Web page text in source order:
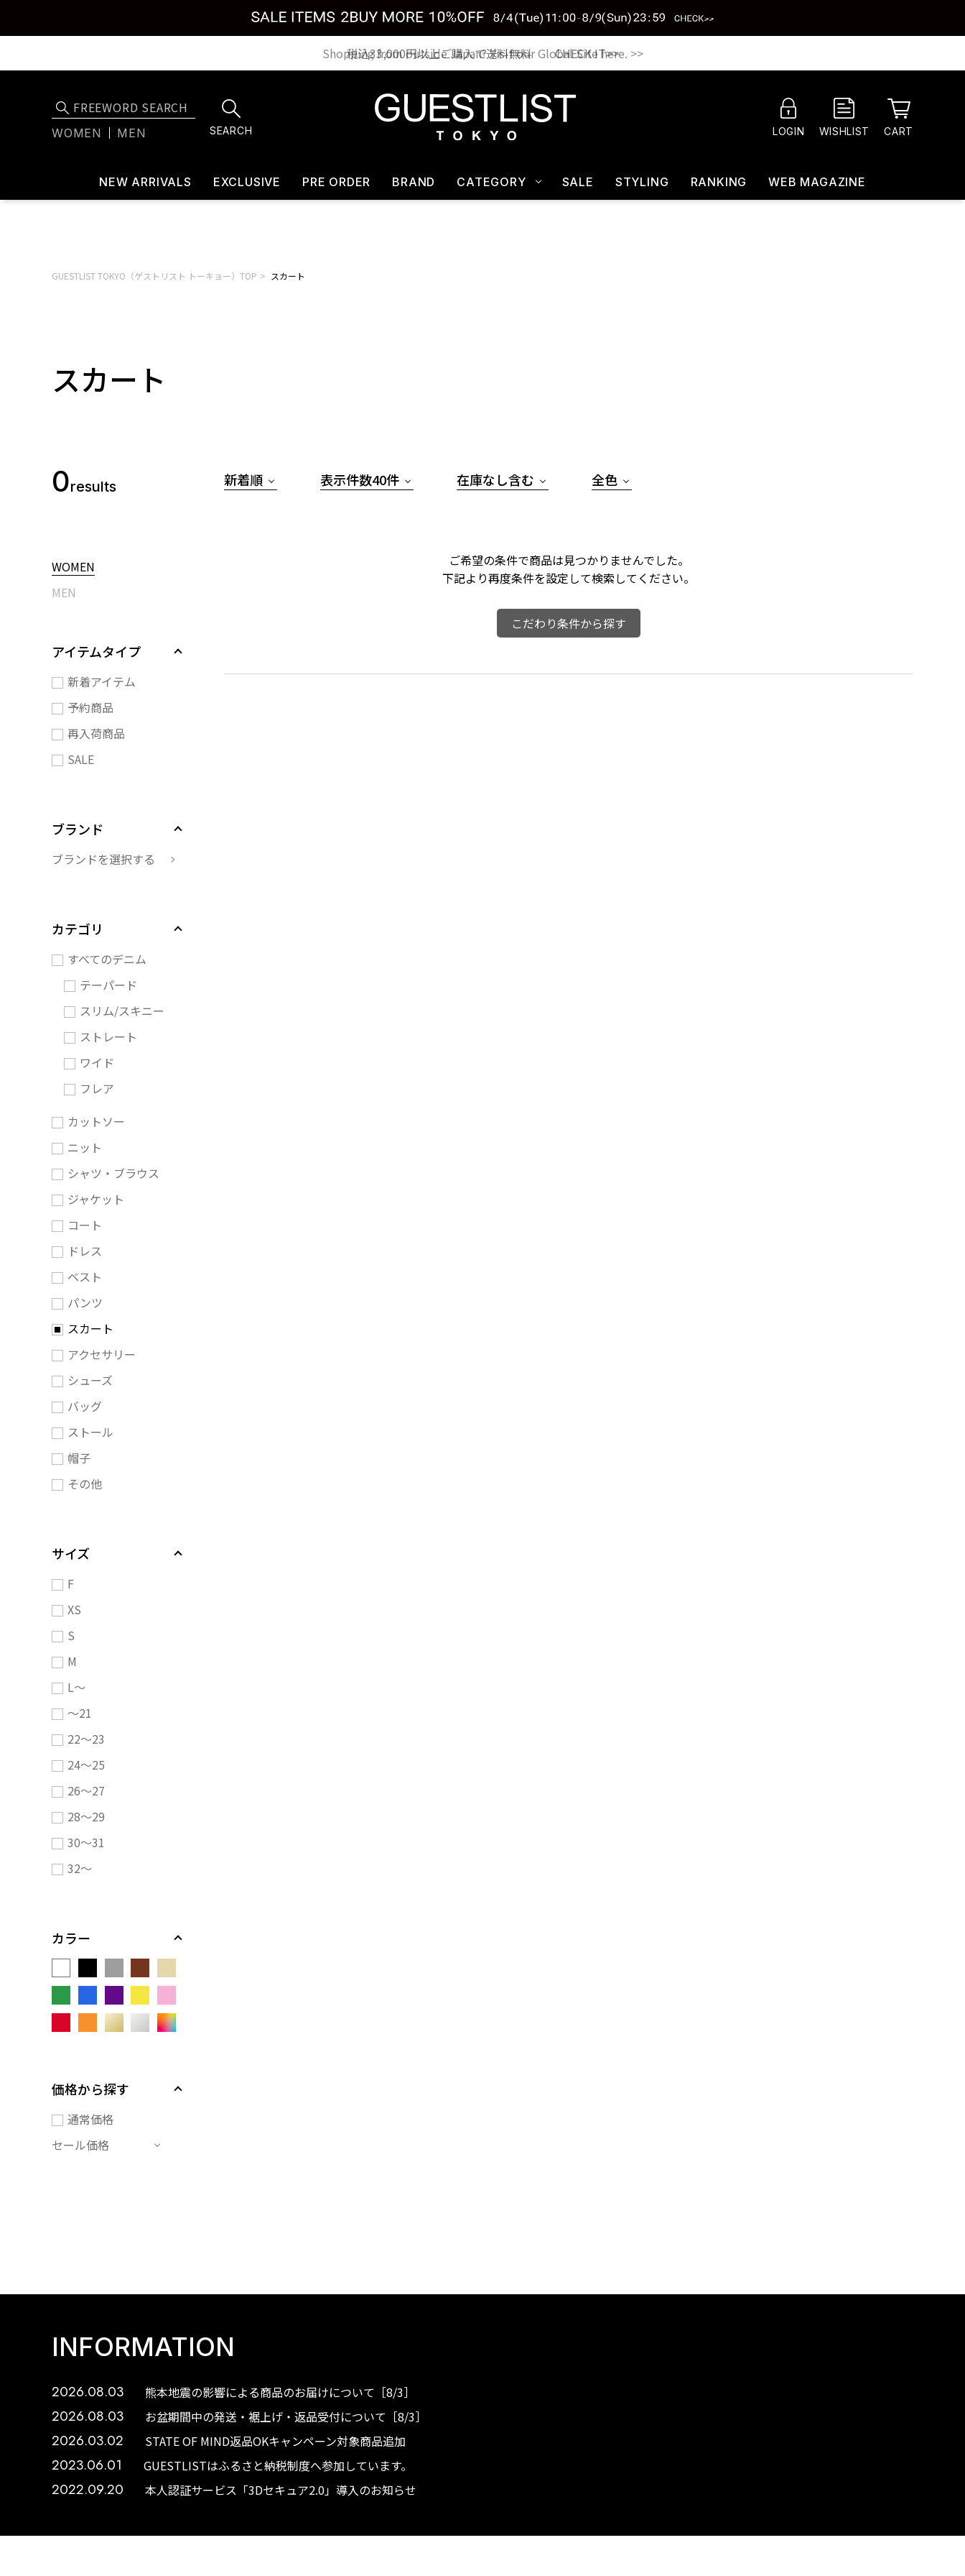
税込33,000円以上ご購入で送料無料 CHECK IT>>
WOMEN MEN SEARCH LOGIN WISHLIST CART
NEW ARRIVALS EXCLUSIVE PRE ORDER BRAND CATEGORY SALE STYLING RANKING WEB MAGAZINE
GUESTLIST TOKYO（ゲストリスト トーキョー）TOP スカート
スカート
0results
WOMEN
MEN
アイテムタイプ
新着アイテム
予約商品
再入荷商品
SALE
ブランド
ブランドを選択する
カテゴリ
すべてのデニム
テーパード
スリム/スキニー
ストレート
ワイド
フレア
カットソー
ニット
シャツ・ブラウス
ジャケット
コート
ドレス
ベスト
パンツ
スカート
アクセサリー
シューズ
バッグ
ストール
帽子
その他
サイズ
F
XS
S
M
L～
～21
22～23
24～25
26～27
28～29
30～31
32～
カラー
価格から探す
通常価格
セール価格
新着順 表示件数40件 在庫なし含む 全色
ご希望の条件で商品は見つかりませんでした。
下記より再度条件を設定して検索してください。
こだわり条件から探す
INFORMATION
2026.08.03 熊本地震の影響による商品のお届けについて［8/3］
2026.08.03 お盆期間中の発送・裾上げ・返品受付について［8/3］
2026.03.02 STATE OF MIND返品OKキャンペーン対象商品追加
2023.06.01 GUESTLISTはふるさと納税制度へ参加しています。
2022.09.20 本人認証サービス「3Dセキュア2.0」導入のお知らせ